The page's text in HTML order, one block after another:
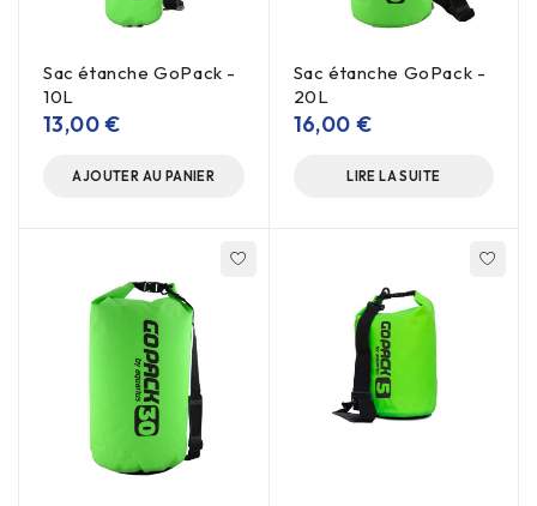
Sac étanche GoPack -
10L
13,00€
AJOUTER AU PANIER
Sac étanche GoPack -
20L
16,00 €
LIRE LA SUITE